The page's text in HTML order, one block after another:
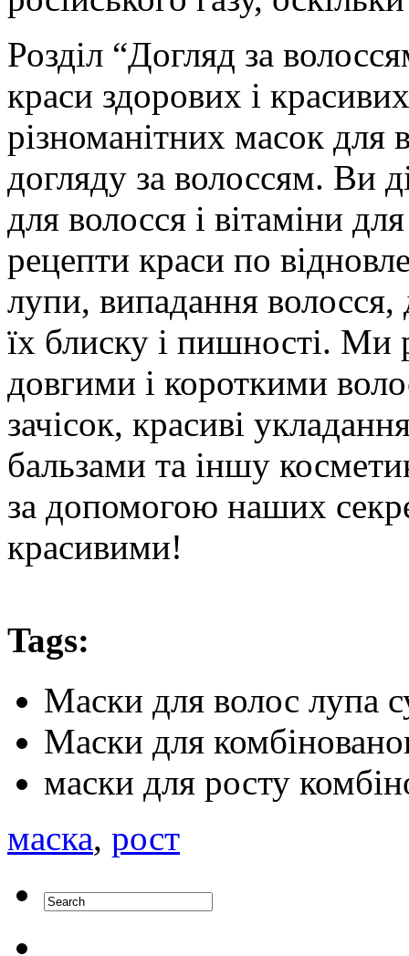
Розділ “Догляд за
краси здорових і
різноманітних масок для
догляду за волоссям. Ви
для волосся і вітаміни
рецепти краси по
лупи, випадання волосся,
їх блиску і пишності. Ми
довгими і короткими
зачісок, красиві
бальзами та іншу
за допомогою наших
красивими!
Tags:
Маски для волос лупа
Маски для
маски для росту
маска, рост